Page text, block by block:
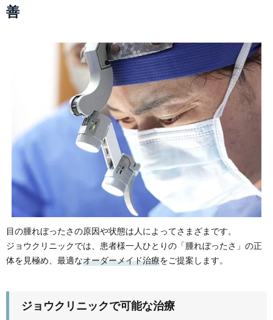
善
目の腫れぼったさの原因や状態は人によってさまざまです。
ジョウクリニックでは、患者様一人ひとりの「腫れぼったさ」の正
体を見極め、最適なオーダーメイド治療をご提案します。
ジョウクリニックで可能な治療